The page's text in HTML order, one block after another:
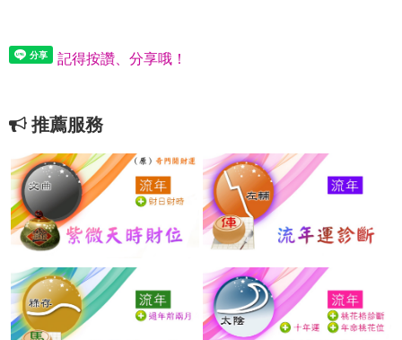
記得按讚、分享哦！
推薦服務